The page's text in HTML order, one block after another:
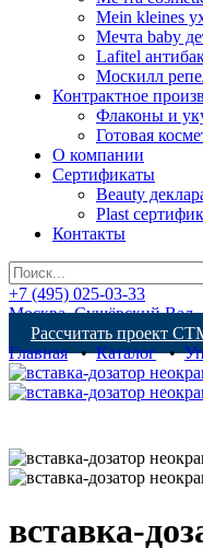
Mein kleines
Мечта baby
Lafitel
Москилл
Контрактное
Флаконы и
Готовая
О компании
Сертификаты
Beauty
Plast
Контакты
+7 (495) 025-03-33
Москва, Сущёвский Вал,
Рассчитать проект
Главная•Каталог•
вставка-